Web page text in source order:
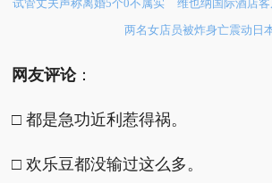
试管丈夫声称离婚5个0不属实
维也纳国际酒店
两名女店员被炸身亡震动日
网友评论：
□ 都是急功近利惹得祸。
□ 欢乐豆都没输过这么多。